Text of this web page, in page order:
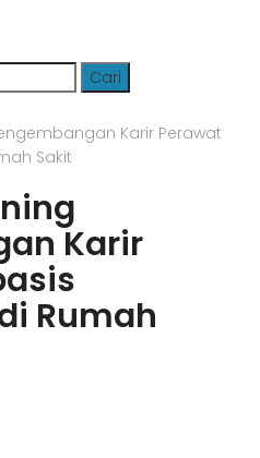
Karir Perawat
Sakit
Karir
Rumah